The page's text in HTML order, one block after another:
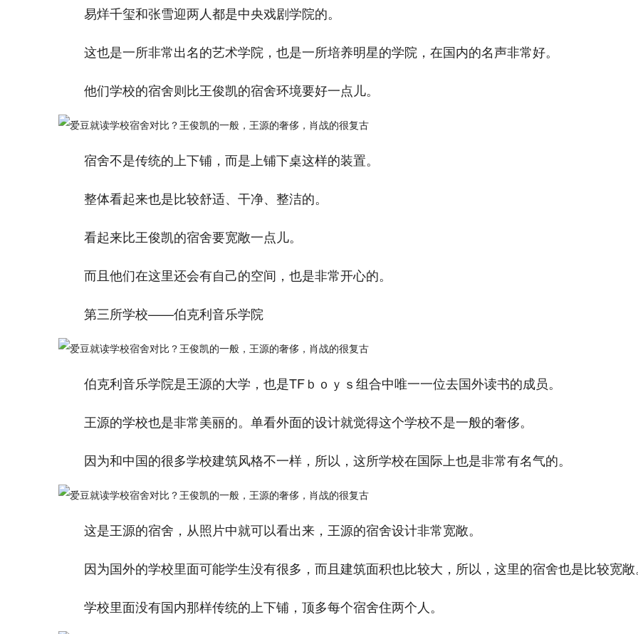
易烊千玺和张雪迎两人都是中央戏剧学院的。
这也是一所非常出名的艺术学院，也是一所培养明星的学院，在国内的名声非常好。
他们学校的宿舍则比王俊凯的宿舍环境要好一点儿。
宿舍不是传统的上下铺，而是上铺下桌这样的装置。
整体看起来也是比较舒适、干净、整洁的。
看起来比王俊凯的宿舍要宽敞一点儿。
而且他们在这里还会有自己的空间，也是非常开心的。
第三所学校——伯克利音乐学院
伯克利音乐学院是王源的大学，也是TFｂｏｙｓ组合中唯一一位去国外读书的成员。
王源的学校也是非常美丽的。单看外面的设计就觉得这个学校不是一般的奢侈。
因为和中国的很多学校建筑风格不一样，所以，这所学校在国际上也是非常有名气的。
这是王源的宿舍，从照片中就可以看出来，王源的宿舍设计非常宽敞。
因为国外的学校里面可能学生没有很多，而且建筑面积也比较大，所以，这里的宿舍也是比较宽
学校里面没有国内那样传统的上下铺，顶多每个宿舍住两个人。